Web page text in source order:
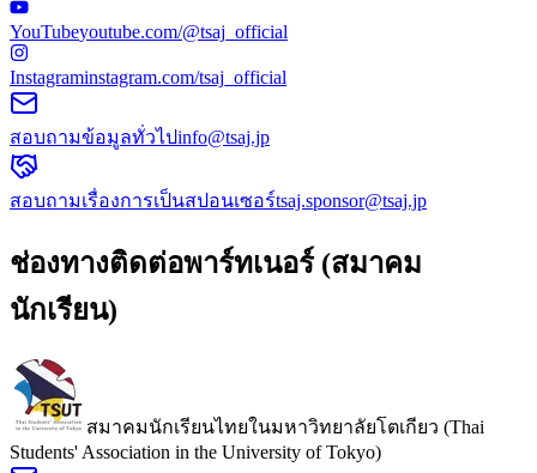
YouTubeyoutube.com/@tsaj_official
Instagraminstagram.com/tsaj_official
สอบถามข้อมูลทั่วไปinfo@tsaj.jp
สอบถามเรื่องการเป็นสปอนเซอร์tsaj.sponsor@tsaj.jp
ช่องทางติดต่อพาร์ทเนอร์ (สมาคม
นักเรียน)
สมาคมนักเรียนไทยในมหาวิทยาลัยโตเกียว (Thai
Students' Association in the University of Tokyo)